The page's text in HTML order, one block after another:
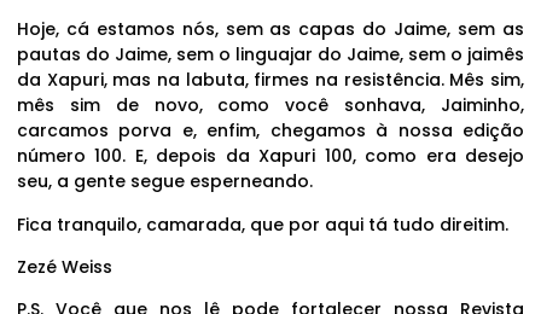
Hoje, cá estamos nós, sem as capas do Jaime, sem as
pautas do Jaime, sem o linguajar do Jaime, sem o jaimês
da Xapuri, mas na labuta, firmes na resistência. Mês sim,
mês sim de novo, como você sonhava, Jaiminho,
carcamos porva e, enfim, chegamos à nossa edição
número 100. E, depois da Xapuri 100, como era desejo
seu, a gente segue esperneando.
Fica tranquilo, camarada, que por aqui tá tudo direitim.
Zezé Weiss